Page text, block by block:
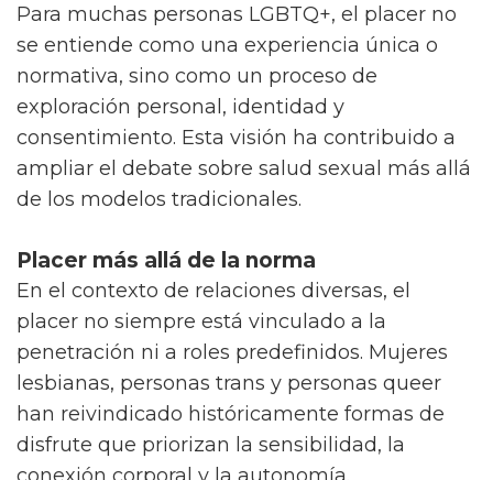
Para muchas personas LGBTQ+, el placer no
se entiende como una experiencia única o
normativa, sino como un proceso de
exploración personal, identidad y
consentimiento. Esta visión ha contribuido a
ampliar el debate sobre salud sexual más allá
de los modelos tradicionales.
Placer más allá de la norma
En el contexto de relaciones diversas, el
placer no siempre está vinculado a la
penetración ni a roles predefinidos. Mujeres
lesbianas, personas trans y personas queer
han reivindicado históricamente formas de
disfrute que priorizan la sensibilidad, la
conexión corporal y la autonomía.